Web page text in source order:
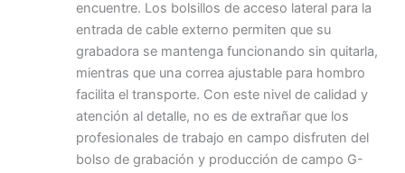
encuentre. Los bolsillos de acceso lateral para la
entrada de cable externo permiten que su
grabadora se mantenga funcionando sin quitarla,
mientras que una correa ajustable para hombro
facilita el transporte. Con este nivel de calidad y
atención al detalle, no es de extrañar que los
profesionales de trabajo en campo disfruten del
bolso de grabación y producción de campo G-